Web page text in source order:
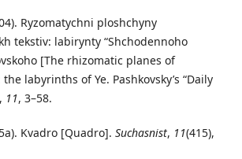
Ryzomatychni ploshchyny
tekstiv: labirynty “Shchodennoho
[The rhizomatic planes of
labyrinths of Ye. Pashkovsky’s “Daily
11, 3–58.
Kvadro [Quadro]. Suchasnist, 11(415),